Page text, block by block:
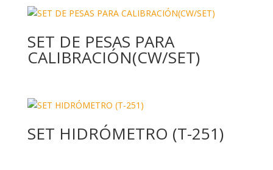
SET DE PESAS PARA
CALIBRACIÓN(CW/SET)
SET HIDRÓMETRO (T-251)